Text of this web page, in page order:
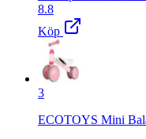
8.8
Köp
3
ECOTOYS Mini